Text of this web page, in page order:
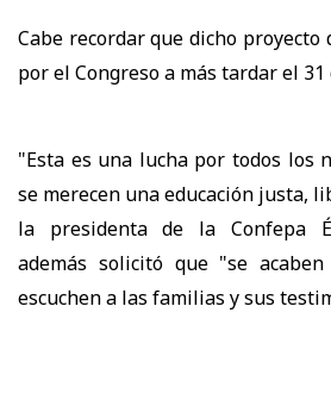
Cabe recordar que dicho proyecto
por el Congreso a más tardar el 31
"Esta es una lucha por todos los
se merecen una educación justa,
la presidenta de la Confepa
además solicitó que "se
escuchen a las familias y sus